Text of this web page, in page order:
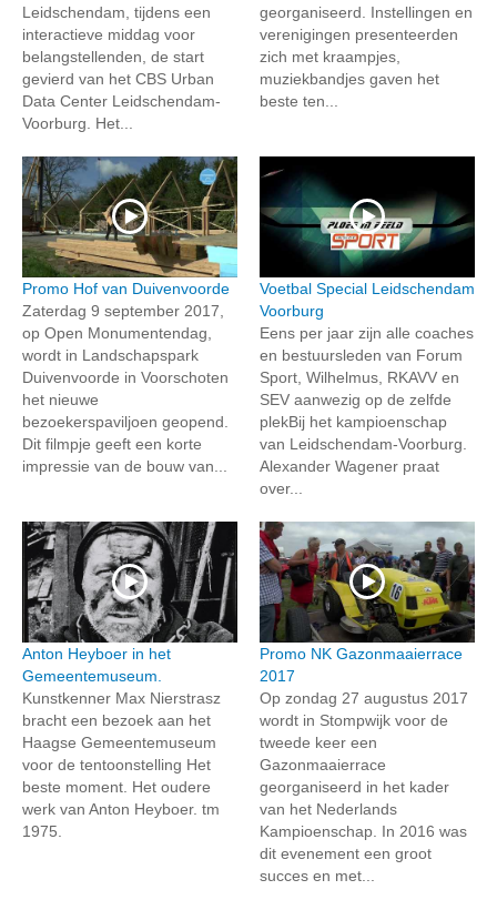
Leidschendam, tijdens een
interactieve middag voor
belangstellenden, de start
gevierd van het CBS Urban
Data Center Leidschendam-
Voorburg. Het...
georganiseerd. Instellingen en
verenigingen presenteerden
zich met kraampjes,
muziekbandjes gaven het
beste ten...
Promo Hof van Duivenvoorde
Zaterdag 9 september 2017,
op Open Monumentendag,
wordt in Landschapspark
Duivenvoorde in Voorschoten
het nieuwe
bezoekerspaviljoen geopend.
Dit filmpje geeft een korte
impressie van de bouw van...
Voetbal Special Leidschendam
Voorburg
Eens per jaar zijn alle coaches
en bestuursleden van Forum
Sport, Wilhelmus, RKAVV en
SEV aanwezig op de zelfde
plekBij het kampioenschap
van Leidschendam-Voorburg.
Alexander Wagener praat
over...
Anton Heyboer in het
Gemeentemuseum.
Kunstkenner Max Nierstrasz
bracht een bezoek aan het
Haagse Gemeentemuseum
voor de tentoonstelling Het
beste moment. Het oudere
werk van Anton Heyboer. tm
1975.
Promo NK Gazonmaaierrace
2017
Op zondag 27 augustus 2017
wordt in Stompwijk voor de
tweede keer een
Gazonmaaierrace
georganiseerd in het kader
van het Nederlands
Kampioenschap. In 2016 was
dit evenement een groot
succes en met...